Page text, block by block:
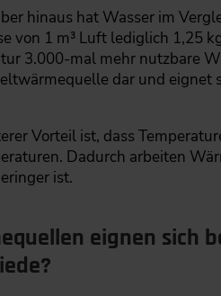
hinaus hat Wasser im
von 1 m³ Luft lediglich 1,25
3.000-mal mehr nutzbare
dar und
Vorteil ist, dass
Dadurch arbeiten
ist.
eignen